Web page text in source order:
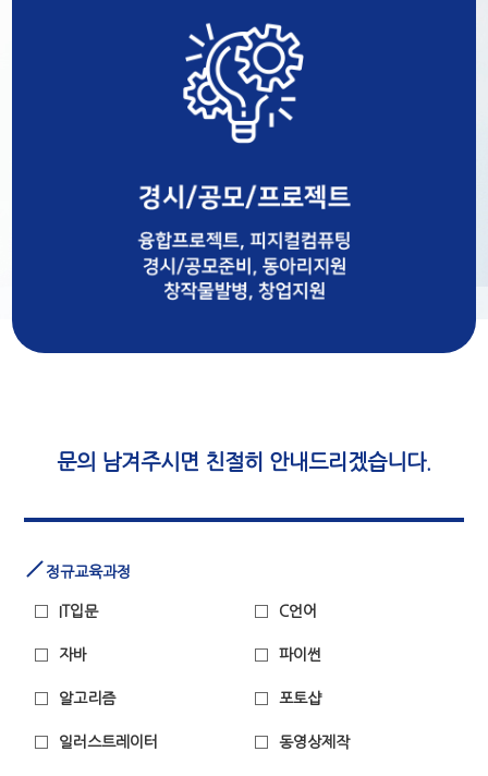
문의 남겨주시면 친절히 안내드리겠습니다.
정규교육과정
IT입문 C언어
자바 파이썬
알고리즘 포토샵
일러스트레이터 동영상제작